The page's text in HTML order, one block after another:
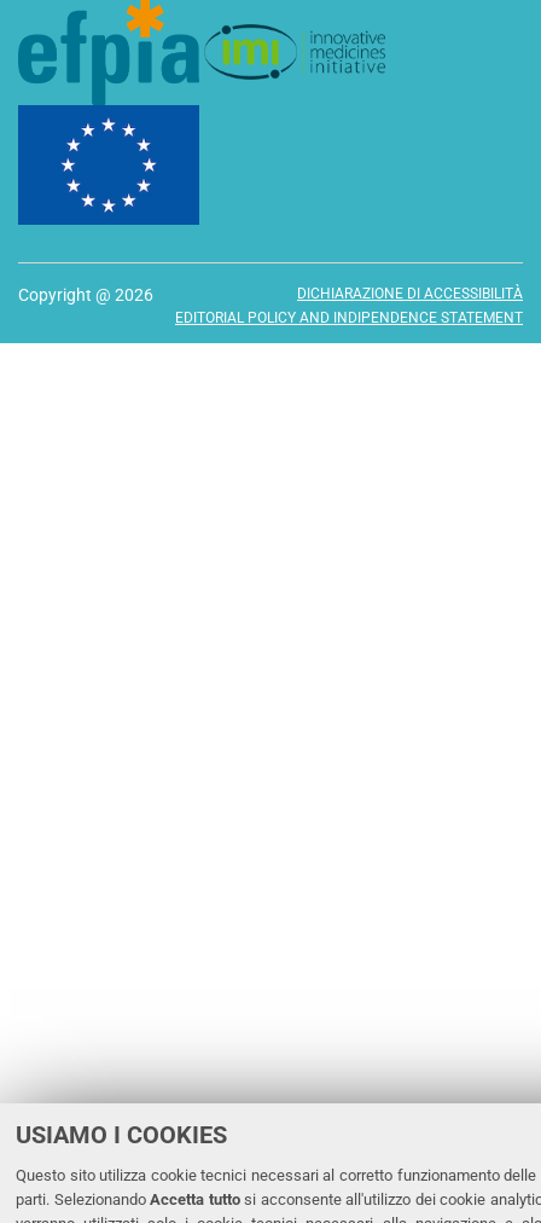
USIAMO I COOKIES
Questo sito utilizza cookie tecnici necessari al corretto funzionamento
parti. SelezionandoAccetta tuttosi acconsente all'utilizzo dei cookie
Copyright @ 2026
DICHIARAZIONE DI ACCESSIBILITÀ
EDITORIAL POLICY AND INDIPENDENCE STATEMENT